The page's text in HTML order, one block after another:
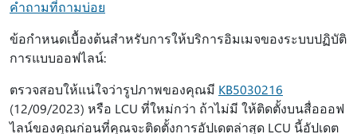
คำถามที่ถามบ่อย
ข้อกําหนดเบื้องต้นสําหรับการให้บริการอิมเมจของระบบปฏิบัติ
การแบบออฟไลน์:
ตรวจสอบให้แน่ใจว่ารูปภาพของคุณมี KB5030216
(12/09/2023) หรือ LCU ที่ใหม่กว่า ถ้าไม่มี ให้ติดตั้งบนสื่อออฟ
ไลน์ของคุณก่อนที่คุณจะติดตั้งการอัปเดตล่าสุด LCU นี้อัปเดต